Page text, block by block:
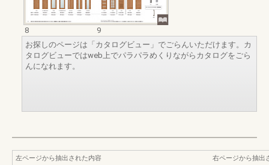
8
9
お探しのページは「カタログビュー」でごらんいただけます。カ
タログビューではweb上でパラパラめくりながらカタログをごら
んになれます。
左ページから抽出された内容
右ページから抽出